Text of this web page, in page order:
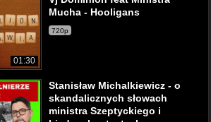
01:30
Mucha - Hooligans
720p
Stanisław Michalkiewicz - o
skandalicznych słowach
ministra Szeptyckiego i